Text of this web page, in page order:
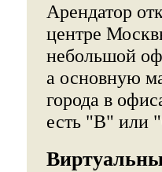
Арендатор
центре
небольшой
а основную
города в
есть "В" или